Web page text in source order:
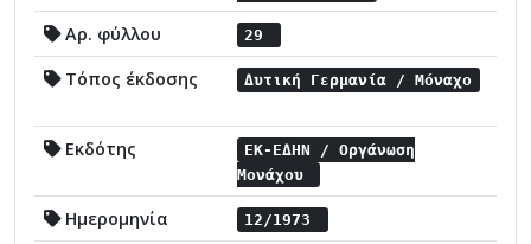
Αρ. φύλλου 29
Τόπος έκδοσης Δυτική Γερμανία / Μόναχο
Εκδότης
ΕΚ-ΕΔΗΝ / Οργάνωση
Μονάχου
Ημερομηνία 12/1973